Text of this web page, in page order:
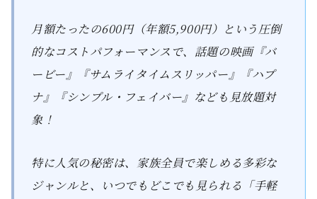
月額たったの600円（年額5,900円）という圧倒
的なコストパフォーマンスで、話題の映画『バ
ービー』『サムライタイムスリッパー』『ハプ
ナ』『シンプル・フェイバー』なども見放題対
象！
特に人気の秘密は、家族全員で楽しめる多彩な
ジャンルと、いつでもどこでも見られる「手軽